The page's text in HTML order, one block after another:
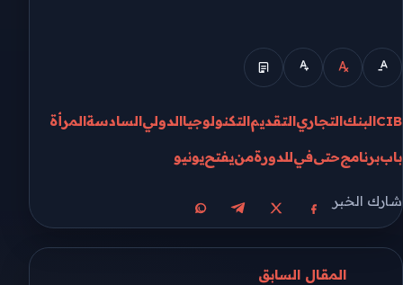
CIBالبنكالتجاريالتقديمالتكنولوجياالدوليالسادسةالمرأة
باببرنامجحتىفيللدورةمنيفتحيونيو
شارك الخبر
مشاركة على فيسبوك
مشاركة على Xمشاركة على تيليجرام
مشاركة على واتساب
المقال السابق